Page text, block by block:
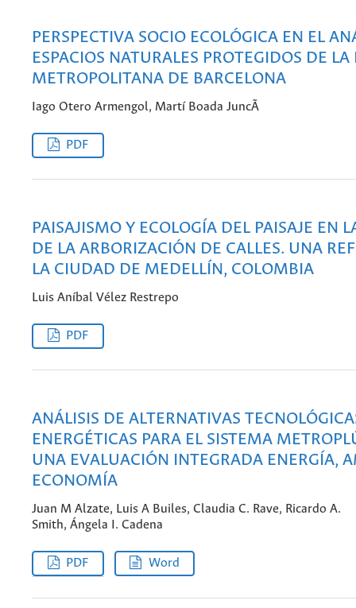
PERSPECTIVA SOCIO ECOLÓGICA EN EL
ESPACIOS NATURALES PROTEGIDOS DE LA
METROPOLITANA DE BARCELONA
Iago Otero Armengol, Martí Boada JuncÃ
PDF
PAISAJISMO Y ECOLOGÍA DEL PAISAJE EN
DE LA ARBORIZACIÓN DE CALLES. UNA
LA CIUDAD DE MEDELLÍN, COLOMBIA
Luis Aníbal Vélez Restrepo
PDF
ANÁLISIS DE ALTERNATIVAS
ENERGÉTICAS PARA EL SISTEMA
UNA EVALUACIÓN INTEGRADA ENERGÍA,
ECONOMÍA
Juan M Alzate, Luis A Builes, Claudia C. Rave, Ricardo A.
Smith, Ángela I. Cadena
PDF Word